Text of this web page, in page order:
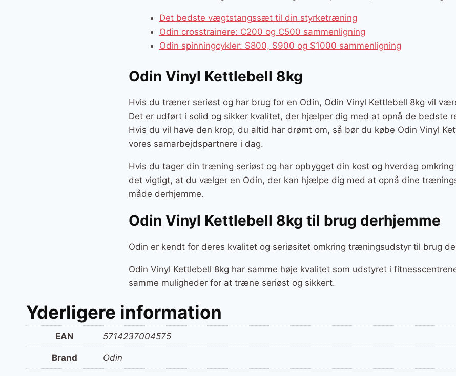
Det bedste vægtstangssæt til din styrketræning
Odin crosstrainere: C200 og C500 sammenligning
Odin spinningcykler: S800, S900 og S1000 sammenligning
Odin Vinyl Kettlebell 8kg
Hvis du træner seriøst og har brug for en Odin, Odin Vinyl Kettlebell 8kg vil
Det er udført i solid og sikker kvalitet, der hjælper dig med at opnå de bedste
Hvis du vil have den krop, du altid har drømt om, så bør du købe Odin Vinyl
vores samarbejdspartnere i dag.
Hvis du tager din træning seriøst og har opbygget din kost og hverdag
det vigtigt, at du vælger en Odin, der kan hjælpe dig med at opnå dine
måde derhjemme.
Odin Vinyl Kettlebell 8kg til brug derhjemme
Odin er kendt for deres kvalitet og seriøsitet omkring træningsudstyr til brug
Odin Vinyl Kettlebell 8kg har samme høje kvalitet som udstyret i
samme muligheder for at træne seriøst og sikkert.
Yderligere information
EAN 5714237004575
Brand Odin